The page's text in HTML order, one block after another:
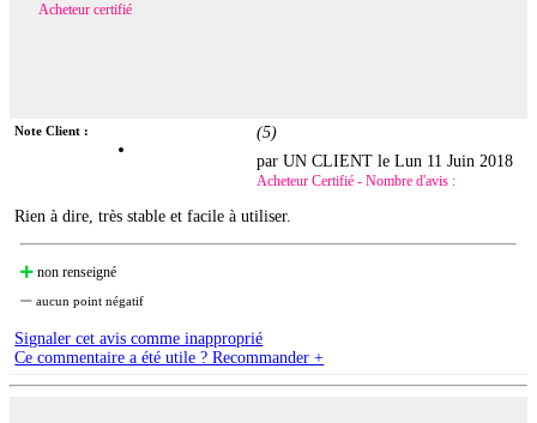
Acheteur certifié
Note Client : (5)
par UN CLIENT leLun 11 Juin 2018
Acheteur Certifié - Nombre d'avis :
Rien à dire, très stable et facile à utiliser.
non renseigné
aucun point négatif
Signaler cet avis comme inapproprié
Ce commentaire a été utile ? Recommander +